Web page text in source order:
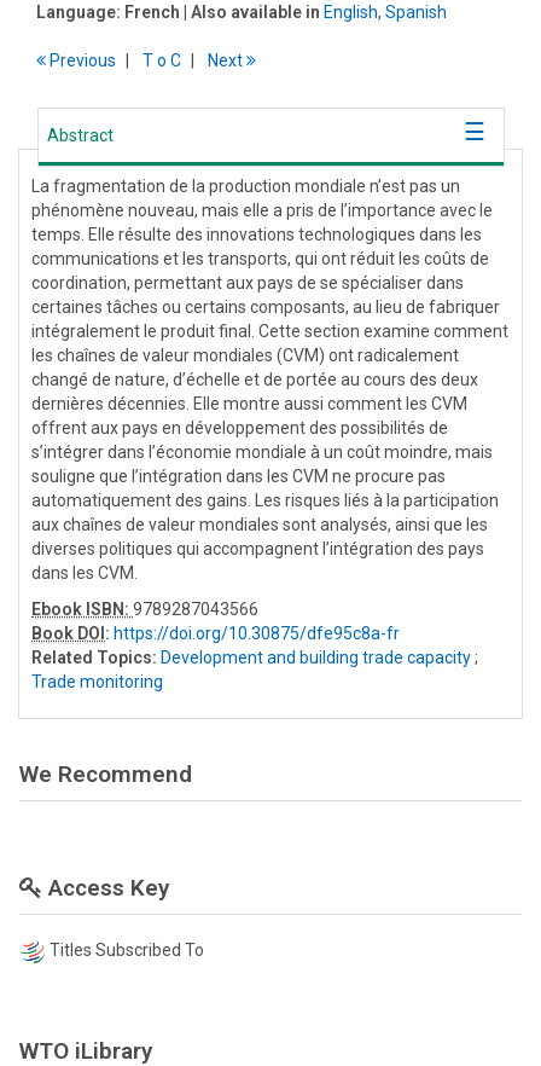
Language: French | Also available in English, Spanish
Previous To C Next
Abstract
La fragmentation de la production mondiale n’est pas un
phénomène nouveau, mais elle a pris de l’importance avec le
temps. Elle résulte des innovations technologiques dans les
communications et les transports, qui ont réduit les coûts de
coordination, permettant aux pays de se spécialiser dans
certaines tâches ou certains composants, au lieu de fabriquer
intégralement le produit final. Cette section examine comment
les chaînes de valeur mondiales (CVM) ont radicalement
changé de nature, d’échelle et de portée au cours des deux
dernières décennies. Elle montre aussi comment les CVM
offrent aux pays en développement des possibilités de
s’intégrer dans l’économie mondiale à un coût moindre, mais
souligne que l’intégration dans les CVM ne procure pas
automatiquement des gains. Les risques liés à la participation
aux chaînes de valeur mondiales sont analysés, ainsi que les
diverses politiques qui accompagnent l’intégration des pays
dans les CVM.
Ebook ISBN: 9789287043566
Book DOI : https://doi.org/10.30875/dfe95c8a-fr
Related Topics: Development and building trade capacity;
Trade monitoring
We Recommend
Access Key
Titles Subscribed To
WTO iLibrary